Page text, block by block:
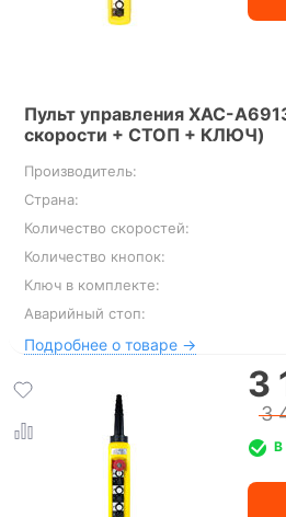
Пульт управления XAC-
скорости + СТОП + КЛЮЧ)
Производитель:
Страна:
Количество скоростей:
Количество кнопок:
Ключ в комплекте:
Аварийный стоп:
Подробнее о товаре →
3
3
В